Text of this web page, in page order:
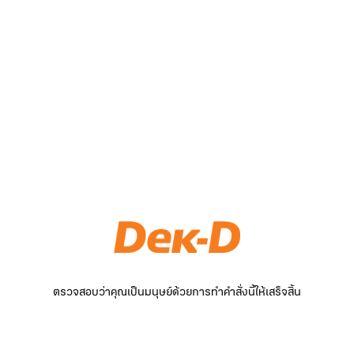
ตรวจสอบว่าคุณเป็นมนุษย์ด้วยการทำคำสั่งนี้ให้เสร็จสิ้น